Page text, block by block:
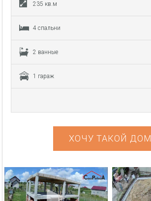
235 кв.м
4 спальни
2 ванные
1 гараж
ХОЧУ ТАКОЙ ДОМ